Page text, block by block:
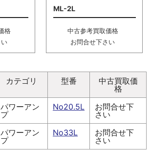
格
ML-2L
中古参考買取価格
お問合せ下さい
カテゴリ 型番
中古買取価
格
パワーアン
プ
No20.5L
お問合せ下
さい
パワーアン
プ
No33L
お問合せ下
さい